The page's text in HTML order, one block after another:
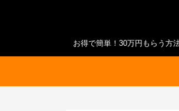
お得で簡単！30万円もらう方